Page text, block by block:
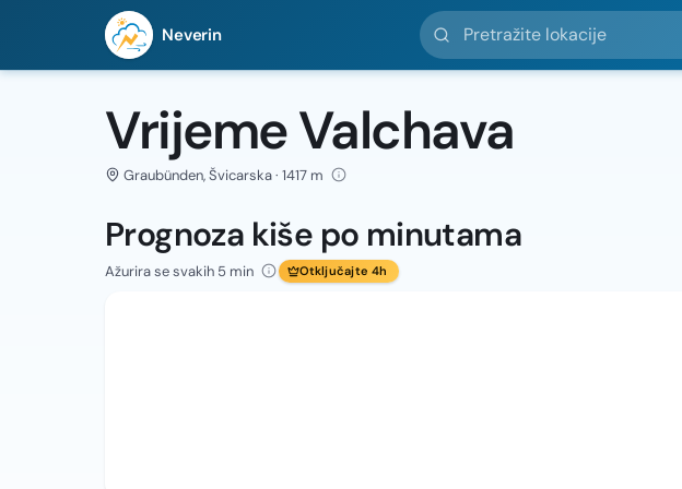
Neverin
Pretražite lokacije
Vrijeme Valchava
Graubünden, Švicarska · 1417 m
Prognoza kiše po minutama
Ažurira se svakih 5 min Otključajte 4h